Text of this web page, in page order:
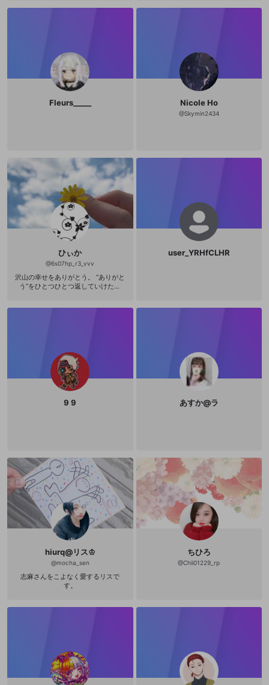
Fleurs_____ Nicole Ho
@Skymin2434
ひぃか
@6s07hp_r3_vvv
沢山の幸せをありがとう。 “ありがと
う”をひとつひとつ返していけたら
user_YRHfCLHR
9 9 あすか@ラ
hiurq@リス♔
@mocha_sen
志麻さんをこよなく愛するリスで
す。
ちひろ
@Chii01229_rp